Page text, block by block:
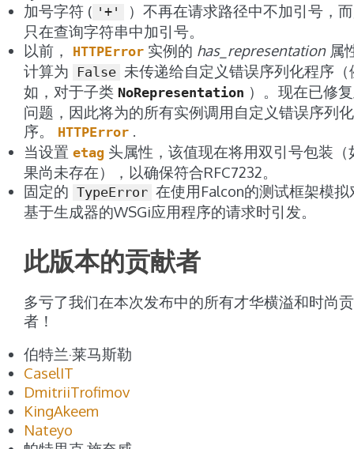
加号字符 ( '+'
）不再在请求路径中不加引号，
只在查询字符串中加引号。
以前，
HTTPError 实例的 has_representation属
计算为
False 未传递给自定义错误序列化程序（
如，对于子类 NoRepresentation ）。现在已修
问题，因此将为的所有实例调用自定义错误序列
序。
HTTPError
当设置 etag 头属性，该值现在将用双引号包装（
果尚未存在），以确保符合RFC7232。
固定的 TypeError 在使用Falcon的测试框架模拟
基于生成器的WSGi应用程序的请求时引发。
此版本的贡献者
多亏了我们在本次发布中的所有才华横溢和时尚
者！
伯特兰·莱马斯勒
CaselIT
DmitriiTrofimov
KingAkeem
Nateyo